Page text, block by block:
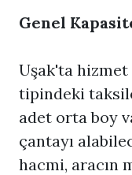
Genel
Uşak'ta
tipindeki
adet orta boy
çantayı
hacmi, aracın